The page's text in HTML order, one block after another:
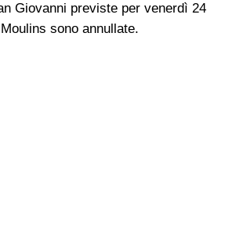
Giovanni previste per venerdì 24
sono annullate.